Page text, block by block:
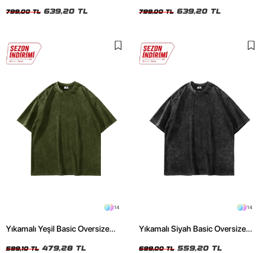
799,00 TL 639,20 TL 799,00 TL 639,20 TL
14
Yıkamalı Yeşil Basic Oversize
599,10 TL 479,28 TL
14
Yıkamalı Siyah Basic Oversize
699,00 TL 559,20 TL